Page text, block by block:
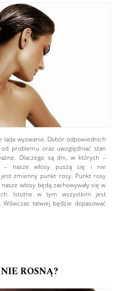
lada wyzwanie. Dobór odpowiednich
problemu oraz uwzględniać stan
Dlaczego są dni, w których –
– nasze włosy puszą się i nie
jest zmienny punkt rosy. Punkt rosy
włosy będą zachowywały się w
Istotne w tym wszystkim jest
łatwiej będzie dopasować
ROSNĄ?